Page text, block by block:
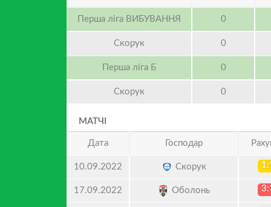
Перша ліга ВИБУВАННЯ 0
Скорук 0
Перша ліга Б 0
Скорук 0
МАТЧІ
Дата Господар
10.09.2022 Скорук
17.09.2022 Оболонь